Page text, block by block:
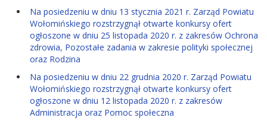
Na posiedzeniu w dniu 13 stycznia 2021 r. Zarząd Powiatu
Wołomińskiego rozstrzygnął otwarte konkursy ofert
ogłoszone w dniu 25 listopada 2020 r. z zakresów Ochrona
zdrowia, Pozostałe zadania w zakresie polityki społecznej
oraz Rodzina
Na posiedzeniu w dniu 22 grudnia 2020 r. Zarząd Powiatu
Wołomińskiego rozstrzygnął otwarte konkursy ofert
ogłoszone w dniu 12 listopada 2020 r. z zakresów
Administracja oraz Pomoc społeczna